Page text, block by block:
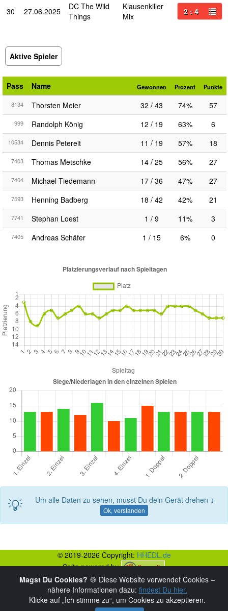
30 27.06.2025
DC The Wild
Things
Klausenkiller
Mix
2 : 4
Aktive Spieler
Pass Name Gewonnen Prozent Punkte
8134 Thorsten Meier 32 / 43 74% 57
999 Randolph König 12 / 19 63% 6
10534 Dennis Petereit 11 / 19 57% 18
7403 Thomas Metschke 14 / 25 56% 27
7404 Michael Tiedemann 17 / 36 47% 27
7593 Henning Badberg 18 / 42 42% 21
7741 Stephan Loest 1 / 9 11% 3
7405 Andreas Schäfer 1 / 15 6% 0
💡 Um alle Daten zu sehen, musst Du dein Gerät drehen ⤵
Ok, verstanden
© 2019-2026 Copyright: HHEDL.de
Seite powered by
Magst Du Cookies? 🍪 Diese Website verwendet Cookies –
nähere Informationen dazu: findest Du hier.
Klicke auf „Ich stimme zu“, um Cookies zu akzeptieren.